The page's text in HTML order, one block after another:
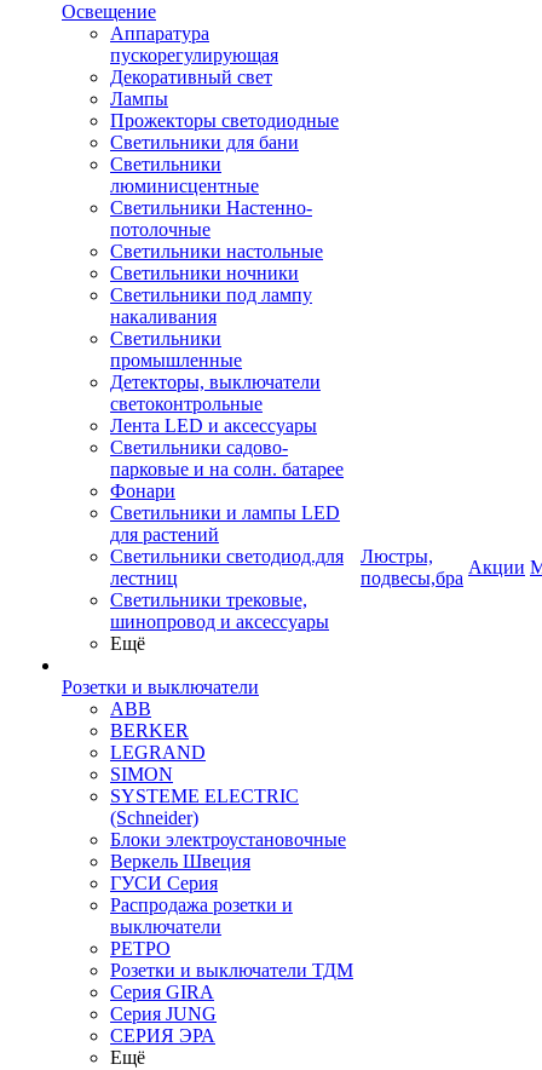
Освещение
Аппаратура
пускорегулирующая
Декоративный свет
Лампы
Прожекторы светодиодные
Светильники для бани
Светильники
люминисцентные
Светильники Настенно-
потолочные
Светильники настольные
Светильники ночники
Светильники под лампу
накаливания
Светильники
промышленные
Детекторы, выключатели
светоконтрольные
Лента LED и аксессуары
Светильники садово-
парковые и на солн. батарее
Фонари
Светильники и лампы LED
для растений
Светильники светодиод.для
лестниц
Светильники трековые,
шинопровод и аксессуары
Ещё
Розетки и выключатели
ABB
BERKER
LEGRAND
SIMON
SYSTEME ELECTRIC
(Schneider)
Блоки электроустановочные
Веркель Швеция
ГУСИ Серия
Распродажа розетки и
выключатели
РЕТРО
Розетки и выключатели ТДМ
Серия GIRA
Серия JUNG
СЕРИЯ ЭРА
Ещё
Люстры,
подвесы,бра
Акции